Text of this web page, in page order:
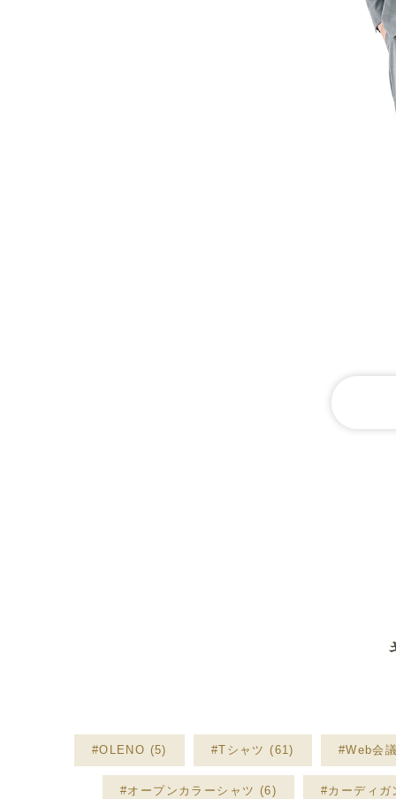
#OLENO (5) #Tシャツ (61) #Web会
#オープンカラーシャツ (6) #カーディ